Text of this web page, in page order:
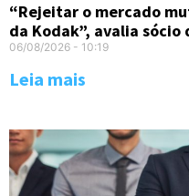
“Rejeitar o mercado
da Kodak”, avalia sócio
06/08/2026 10:19
Leia mais